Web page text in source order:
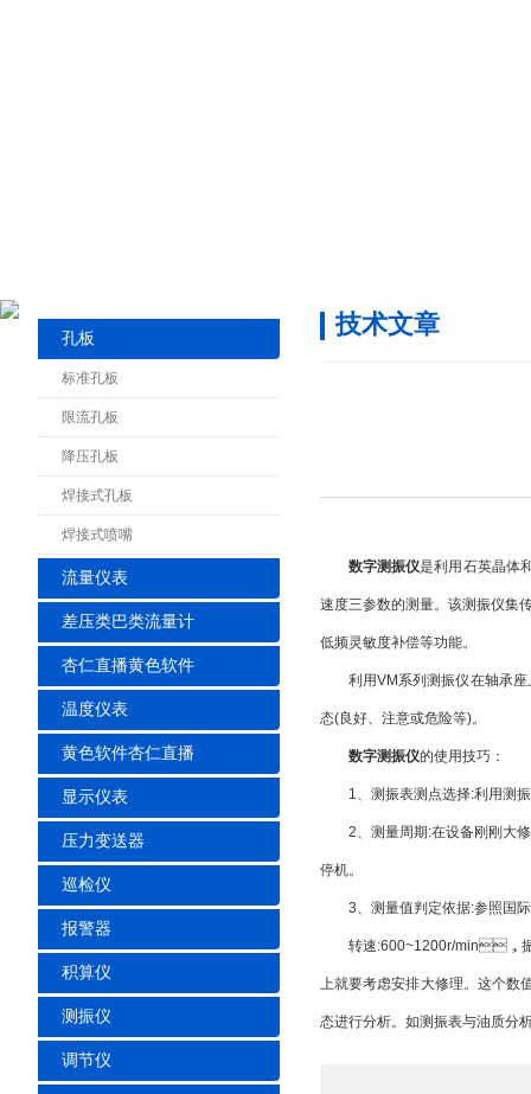
孔板
标准孔板
限流孔板
降压孔板
焊接式孔板
焊接式喷嘴
流量仪表
差压类巴类流量计
杏仁直播黄色软件
温度仪表
黄色软件杏仁直播
显示仪表
压力变送器
巡检仪
报警器
积算仪
测振仪
调节仪
技术文章
数字测振仪是利用石英晶体和
速度三参数的测量。该测振仪集传
低频灵敏度补偿等功能。
利用VM系列测振仪在轴承座上测
态(良好、注意或危险等)。
数字测振仪的使用技巧：
1、测振表测点选择:利用测振表
2、测量周期:在设备刚刚大修
停机。
3、测量值判定依据:参照
转速:600~1200r/min，振动
上就要考虑安排大修理。这个数
态进行分析。如测振表与油质分析